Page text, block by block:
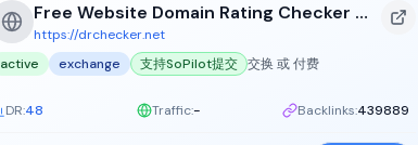
Free Website Domain Rating Checker - DR Checker
https://drchecker.net
active
exchange 支持SoPilot提交 交换 或 付费
DR:48 Traffic:- Backlinks:439889